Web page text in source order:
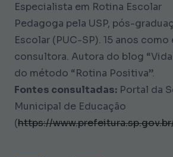
Especialista em Rotina Escolar
Pedagoga pela USP, pós-
Escolar (PUC-SP). 15 anos
consultora. Autora do blog “Vida
do método “Rotina Positiva”.
Fontes consultadas: Portal da
Municipal de Educação
(https://